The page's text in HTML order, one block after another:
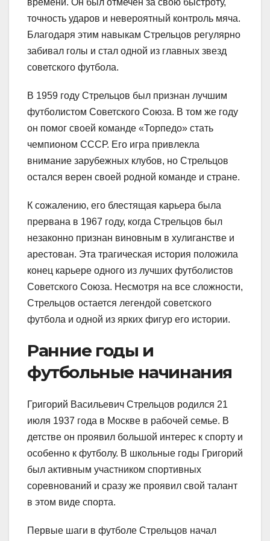
точность ударов и невероятный контроль мяча.
Благодаря этим навыкам Стрельцов регулярно
забивал голы и стал одной из главных звезд
советского футбола.
В 1959 году Стрельцов был признан лучшим
футболистом Советского Союза. В том же году
он помог своей команде «Торпедо» стать
чемпионом СССР. Его игра привлекла
внимание зарубежных клубов, но Стрельцов
остался верен своей родной команде и стране.
К сожалению, его блестящая карьера была
прервана в 1967 году, когда Стрельцов был
незаконно признан виновным в хулиганстве и
арестован. Эта трагическая история положила
конец карьере одного из лучших футболистов
Советского Союза. Несмотря на все сложности,
Стрельцов остается легендой советского
футбола и одной из ярких фигур его истории.
Ранние годы и
футбольные начинания
Григорий Васильевич Стрельцов родился 21
июля 1937 года в Москве в рабочей семье. В
детстве он проявил большой интерес к спорту и
особенно к футболу. В школьные годы Григорий
был активным участником спортивных
соревнований и сразу же проявил свой талант
в этом виде спорта.
Первые шаги в футболе Стрельцов начал